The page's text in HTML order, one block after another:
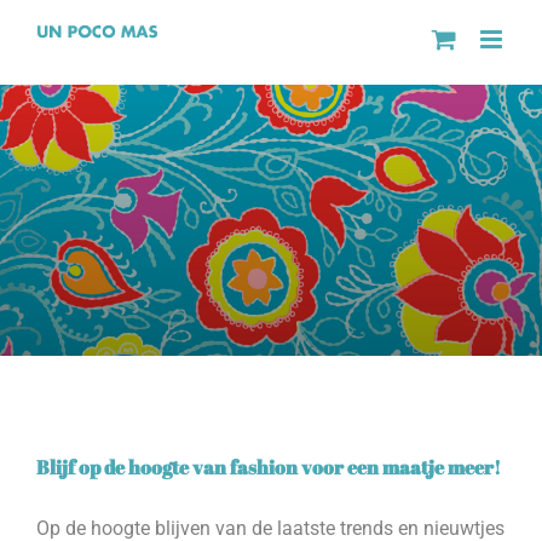
inhoud
Blijf op de hoogte van fashion voor een maatje meer!
Op de hoogte blijven van de laatste trends en nieuwtjes